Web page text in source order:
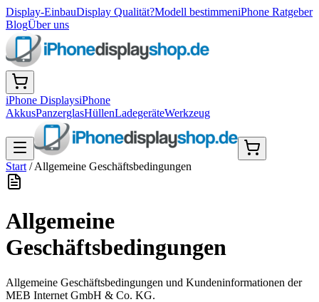
Display-EinbauDisplay Qualität?Modell bestimmeniPhone Ratgeber
BlogÜber uns
iPhone DisplaysiPhone
AkkusPanzerglasHüllenLadegeräteWerkzeug
Start /Allgemeine Geschäftsbedingungen
Allgemeine
Geschäftsbedingungen
Allgemeine Geschäftsbedingungen und Kundeninformationen der
MEB Internet GmbH & Co. KG.